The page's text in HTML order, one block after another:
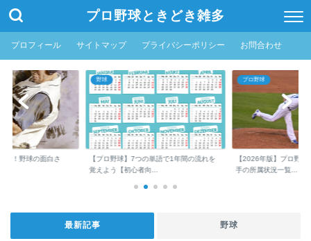
プロ野球ときどき雑多
プロフィール サイトマップ プライバシーポリシー お問合わせ
い！野球の面白さ
野球
【プロ野球】7つの単語で1年間の流れを
覚えよう【初心者向...
プロ野球
【2026年版】プロ野
手の所属状況一覧...
最新記事 野球